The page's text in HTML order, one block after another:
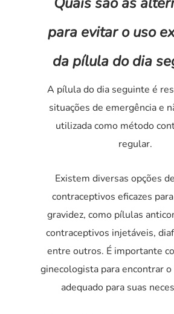
para evitar o uso
da pílula do dia
A pílula do dia seguinte é
situações de emergência e
utilizada como método
regular.
Existem diversas opções
contraceptivos eficazes
gravidez, como pílulas
contraceptivos injetáveis,
entre outros. É importante
ginecologista para encontrar
adequado para suas